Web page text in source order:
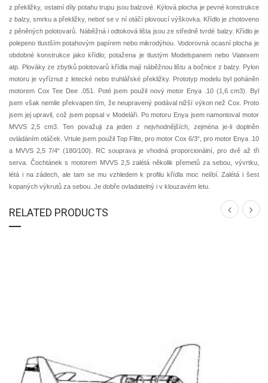
z překližky, ostatní díly potahu trupu jsou balzové. Kýlová plocha je pevné konstrukce
z balzy, smrku a překližky, neboť se v ní otáčí plovoucí výškovka. Křídlo je zhotoveno
z pěněných polotovarů. Náběžná i odtoková lišta jsou ze středně tvrdé balzy. Křídlo je
polepeno tlustším potahovým papírem nebo mikrodýhou. Vodorovná ocasní plocha je
obdobné konstrukce jako křídlo; potažena je tlustým Modelspanem nebo Viatexem
atp. Plováky ze zbytků polotovarů křídla mají náběžnou lištu a bočnice z balzy. Pylon
motoru je vyříznut z letecké nebo truhlářské překližky. Prototyp modelu byl poháněn
motorem Cox Tee Dee .051. Poté jsem použil nový motor Enya .10 (1,6 cm3). Byl
jsem však nemile překvapen tím, že neupravený podával nižší výkon než Cox. Proto
jsem jej upravil, což jsem popsal v Modeláři. Po motoru Enya jsem namontoval motor
MVVS 2,5 cm3. Ten považuji za jeden z nejvhodnějších, zejména je-li doplněn
ovládáním otáček. Vrtule jsem použil Top Flite, pro motor Cox 6/3“, pro motor Enya .10
a MVVS 2,5 7/4“ (180/100). RC souprava je vhodná proporcionální, pro dvě až tři
serva. Čochtánek s motorem MVVS 2,5 zalétá několik přemetů za sebou, vývrtku,
létá i na zádech, ale tam se mu vzhledem k profilu křídla moc nelíbí. Zalétá i šest
kopaných výkrutů za sebou. Je dobře ovladatelný i v klouzavém letu.
RELATED PRODUCTS